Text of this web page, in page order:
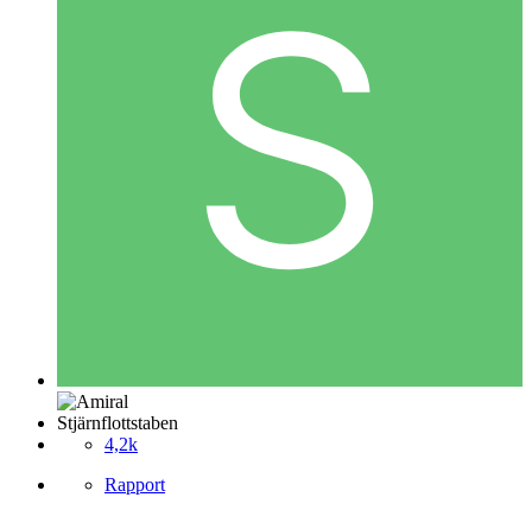
Stjärnflottstaben
4,2k
Rapport